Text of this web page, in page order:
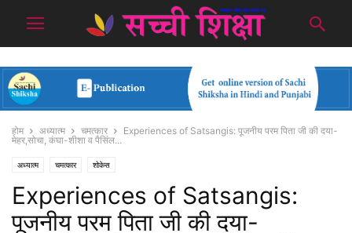
होम अध्यात्म चमत्कार
Experiences of Satsangis: पूजनीय परम पिता जी की दया-
मेहर,सोचा, कंघा-शीशा व पैसिंल...
अध्यात्म चमत्कार शोकेस
Experiences of Satsangis:
पूजनीय परम पिता जी की दया-